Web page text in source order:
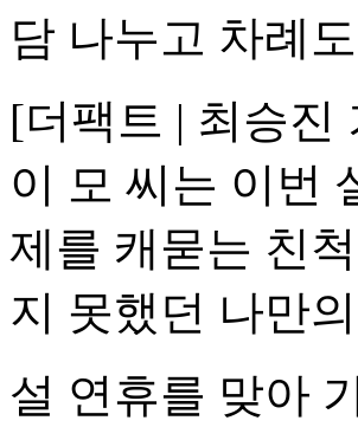
담 나누고 차례
[더팩트 | 최승진
이 모 씨는 이번
제를 캐묻는 친
지 못했던 나만
설 연휴를 맞아